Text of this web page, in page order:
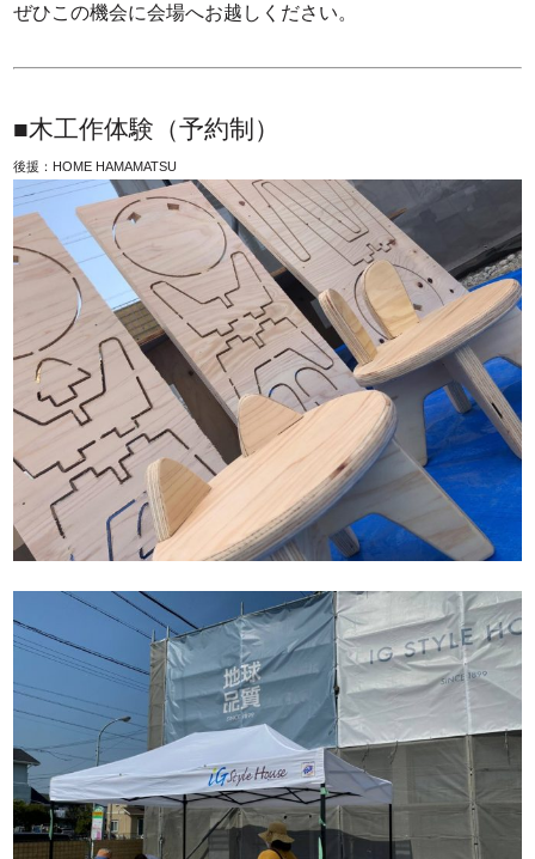
ぜひこの機会に会場へお越しください。
■木工作体験（予約制）
後援：HOME HAMAMATSU